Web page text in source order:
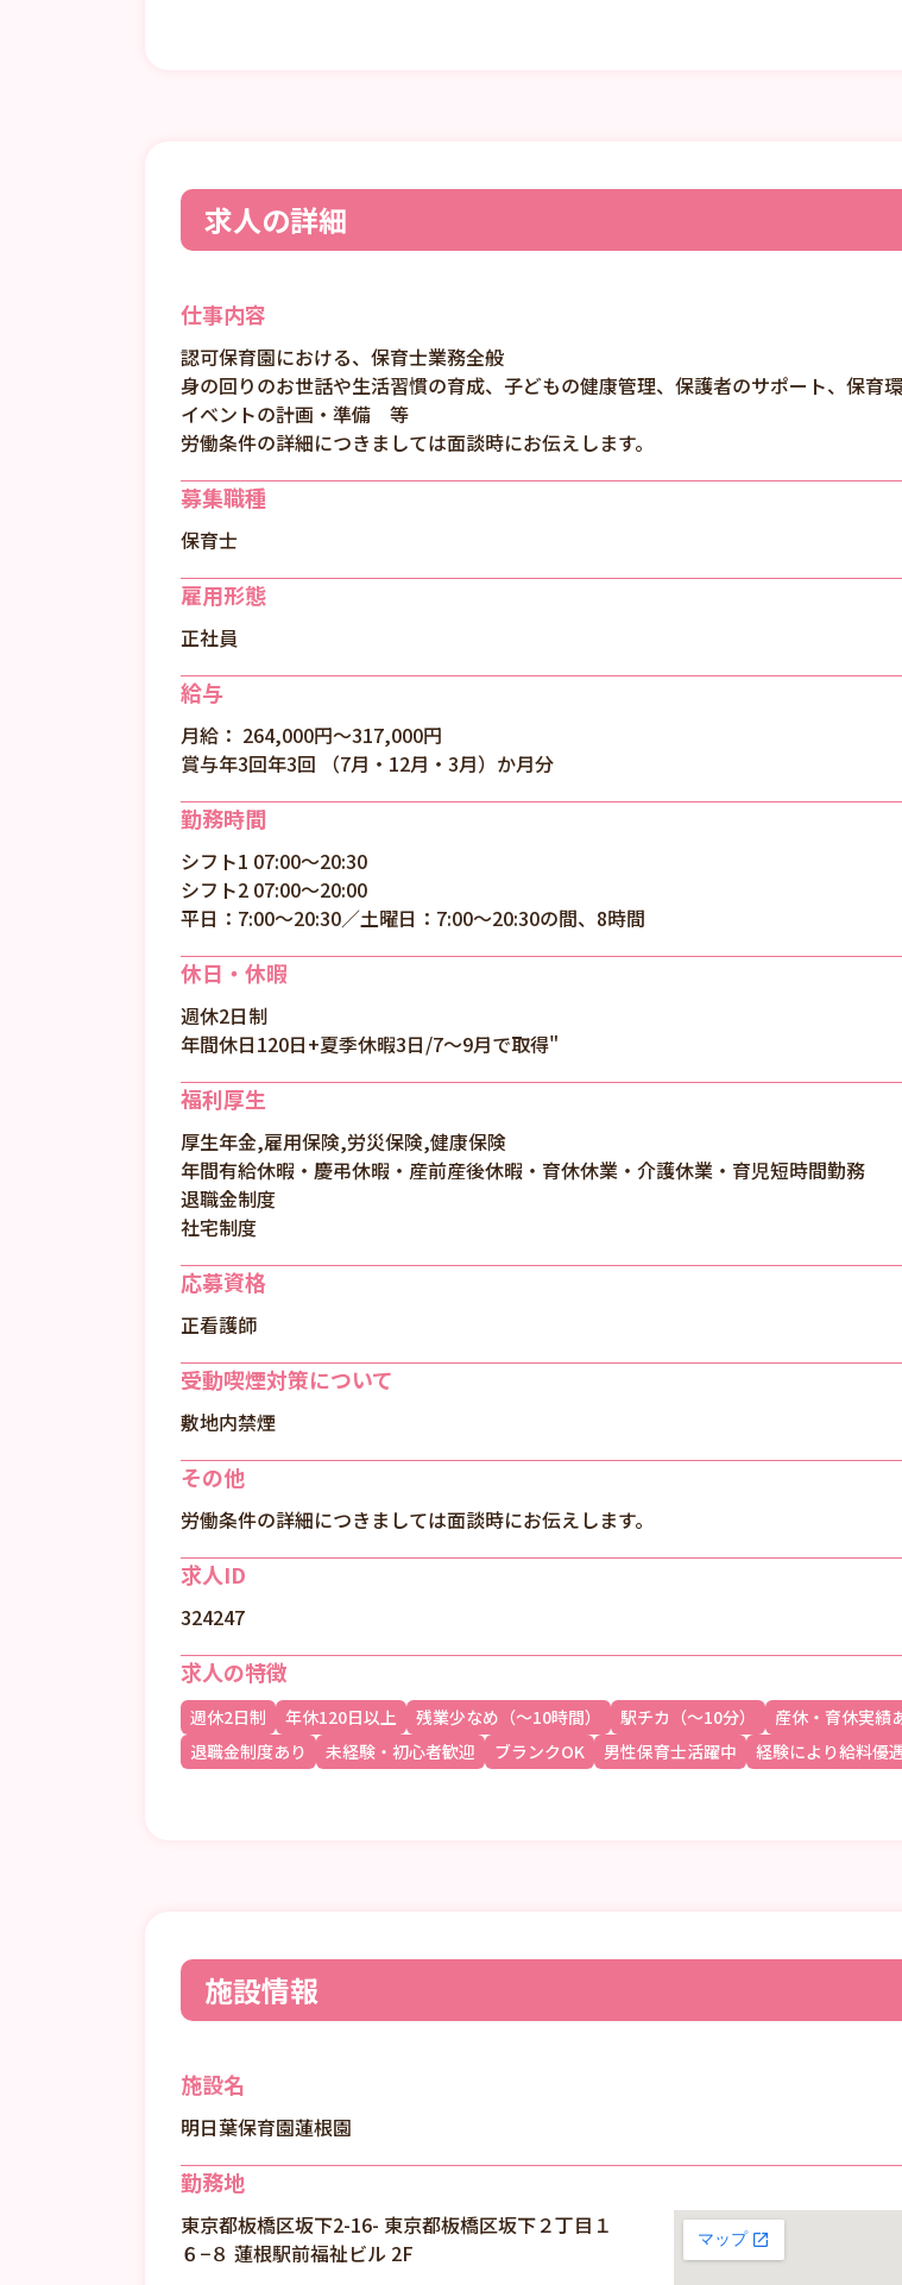
求人の詳細
仕事内容
認可保育園における、保育士業務全般
身の回りのお世話や生活習慣の育成、子どもの健康管理、保護者のサポート、保育環
イベントの計画・準備 等
労働条件の詳細につきましては面談時にお伝えします。
募集職種
保育士
雇用形態
正社員
給与
月給： 264,000円〜317,000円
賞与年3回年3回 （7月・12月・3月）か月分
勤務時間
シフト1 07:00～20:30
シフト2 07:00～20:00
平日：7:00～20:30／土曜日：7:00～20:30の間、8時間
休日・休暇
週休2日制
年間休日120日+夏季休暇3日/7～9月で取得"
福利厚生
厚生年金,雇用保険,労災保険,健康保険
年間有給休暇・慶弔休暇・産前産後休暇・育休休業・介護休業・育児短時間勤務
退職金制度
社宅制度
応募資格
正看護師
受動喫煙対策について
敷地内禁煙
その他
労働条件の詳細につきましては面談時にお伝えします。
求人ID
324247
求人の特徴
週休2日制 年休120日以上 残業少なめ（～10時間） 駅チカ（～10分） 産休・育休実績
退職金制度あり
未経験・初心者歓迎 ブランクOK 男性保育士活躍中 経験により給料優
施設情報
施設名
明日葉保育園蓮根園
勤務地
東京都板橋区坂下2-16- 東京都板橋区坂下２丁目１
６−８ 蓮根駅前福祉ビル 2F